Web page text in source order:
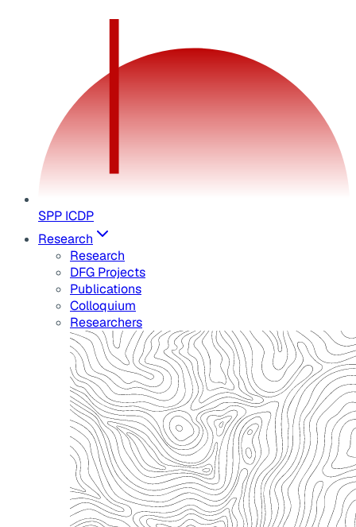
SPP ICDP
Research
Research
DFG Projects
Publications
Colloquium
Researchers